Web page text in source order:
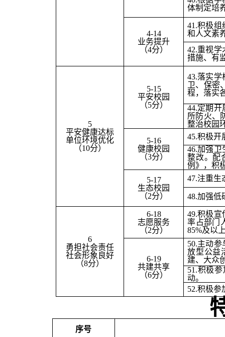
体制定培
4-14
业务提升
（4分）
41.积极组
和人文素
42.重视学
措施、有
5
平安健康达标
单位环境优化
（10分）
5-15
平安校园
（5分）
43.落实学
卫、保密
程，落实
44.定期开
所防火、
整治校园
5-16
健康校园
（3分）
45.积极开
46.加强卫
整改。配
例》，积
5-17
生态校园
（2分）
47.注重生
48.加强低
6
勇担社会责任
社会形象良好
（8分）
6-18
志愿服务
（2分）
49.积极宣
率占部门
85%及以
6-19
共建共享
（6分）
50.主动参
放型公益
建、大众
51.积极参
动。
52.积极参
序号